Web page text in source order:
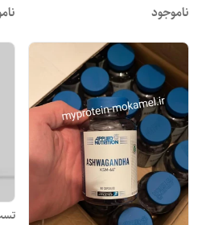
ناموجود
تست